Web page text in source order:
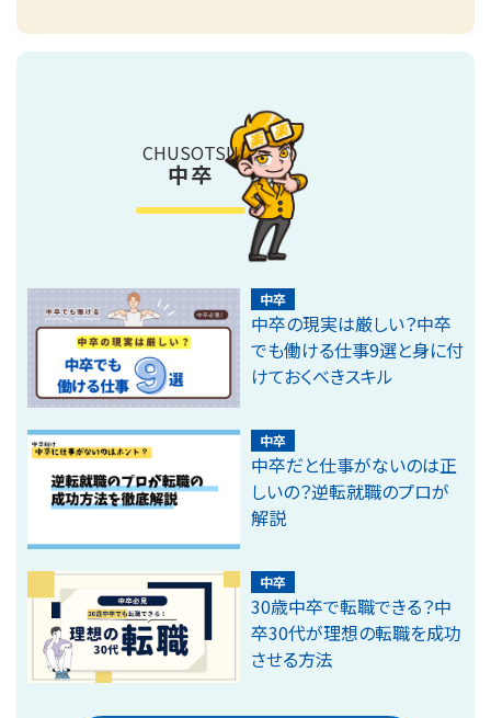
CHUSOTSU
中卒
中卒
中卒の現実は厳しい？中卒
でも働ける仕事9選と身に付
けておくべきスキル
中卒
中卒だと仕事がないのは正
しいの？逆転就職のプロが
解説
中卒
30歳中卒で転職できる？中
卒30代が理想の転職を成功
させる方法